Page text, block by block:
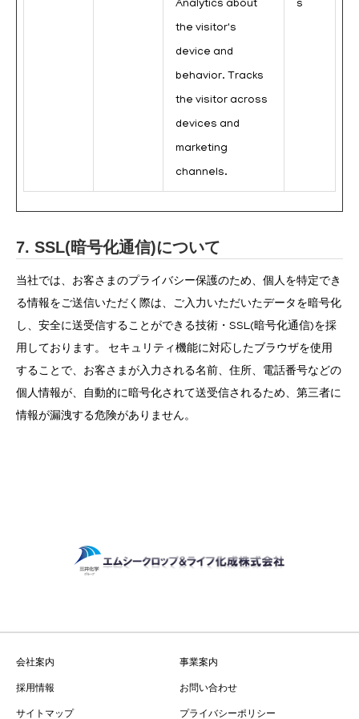
Analytics about
the visitor's
device and
behavior. Tracks
the visitor across
devices and
marketing
channels.
s
7. SSL(暗号化通信)について
当社では、お客さまのプライバシー保護のため、個人を特定でき
る情報をご送信いただく際は、ご入力いただいたデータを暗号化
し、安全に送受信することができる技術・SSL(暗号化通信)を採
用しております。 セキュリティ機能に対応したブラウザを使用
することで、お客さまが入力される名前、住所、電話番号などの
個人情報が、自動的に暗号化されて送受信されるため、第三者に
情報が漏洩する危険がありません。
会社案内 事業案内
採用情報 お問い合わせ
サイトマップ プライバシーポリシー